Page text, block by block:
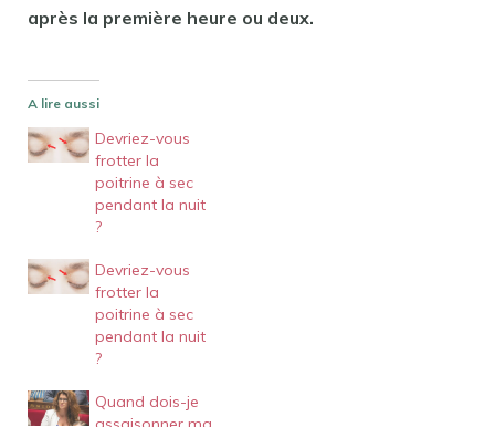
après la première heure ou deux.
A lire aussi
Devriez-vous
frotter la
poitrine à sec
pendant la nuit
?
Devriez-vous
frotter la
poitrine à sec
pendant la nuit
?
Quand dois-je